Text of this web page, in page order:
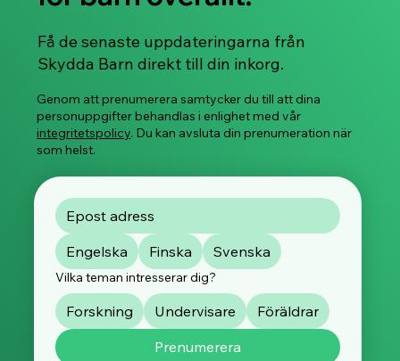
Få de senaste uppdateringarna från
Skydda Barn direkt till din inkorg.
Genom att prenumerera samtycker du till att dina
personuppgifter behandlas i enlighet med vår
integritetspolicy. Du kan avsluta din prenumeration när
som helst.
Engelska Finska Svenska
Vilka teman intresserar dig?
Forskning Undervisare
Föräldrar
Prenumerera